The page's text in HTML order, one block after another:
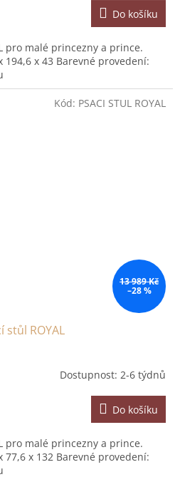
Do košíku
pro malé princezny a prince.
194,6 x 43 Barevné provedení:
13 989 Kč
–28 %
stůl ROYAL
Dostupnost: 2-6 týdnů
Do košíku
pro malé princezny a prince.
77,6 x 132 Barevné provedení:
Kód: PSACI STUL ROYAL